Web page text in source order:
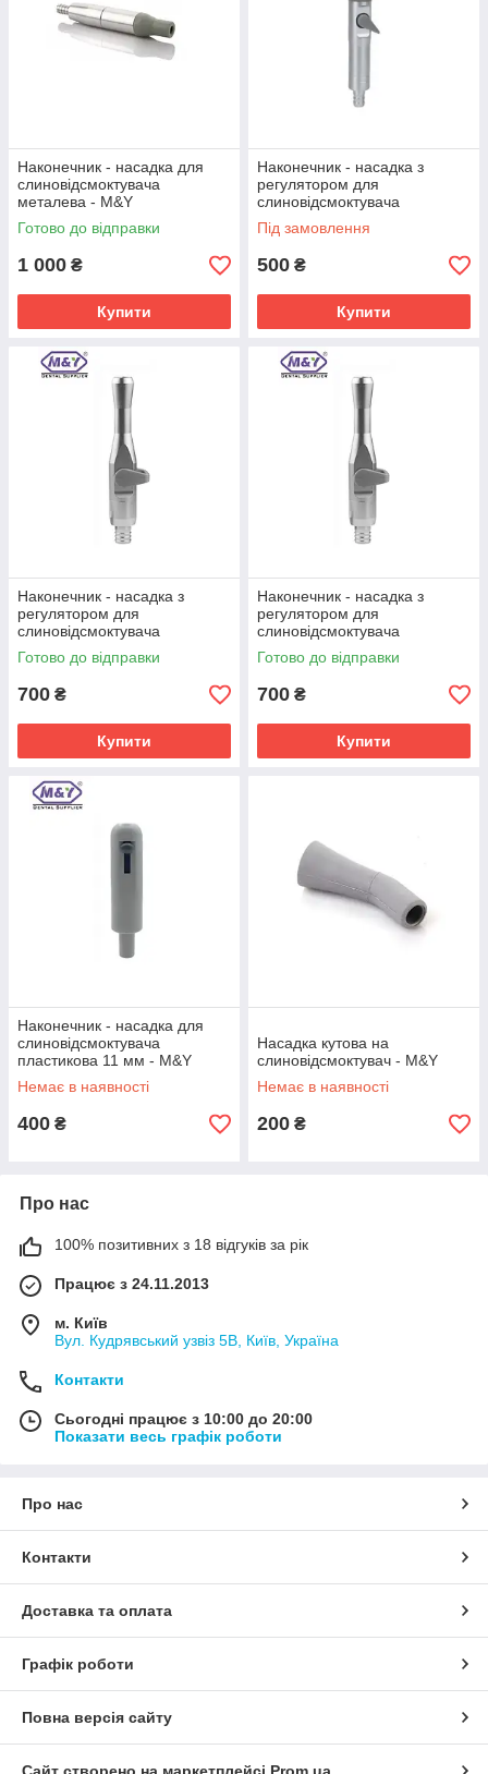
Наконечник - насадка для
слиновідсмоктувача
металева - M&Y
Готово до відправки
1 000 ₴
Купити
Наконечник - насадка з
регулятором для
слиновідсмоктувача
металева - M&Y
Під замовлення
500 ₴
Купити
Наконечник - насадка з
регулятором для
слиновідсмоктувача
металева - M&Y
Готово до відправки
700 ₴
Купити
Наконечник - насадка з
регулятором для
слиновідсмоктувача
металева - M&Y
Готово до відправки
700 ₴
Купити
Наконечник - насадка для
слиновідсмоктувача
пластикова 11 мм - M&Y
Немає в наявності
400 ₴
Насадка кутова на
слиновідсмоктувач - M&Y
Немає в наявності
200 ₴
Про нас
100% позитивних з 18 відгуків за рік
Працює з 24.11.2013
м. Київ
Вул. Кудрявський узвіз 5В, Київ, Україна
Контакти
Сьогодні працює з 10:00 до 20:00
Показати весь графік роботи
Про нас
Контакти
Доставка та оплата
Графік роботи
Повна версія сайту